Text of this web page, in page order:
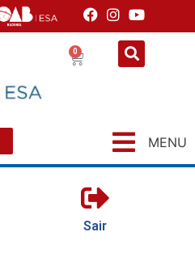
0
MENU
Sair